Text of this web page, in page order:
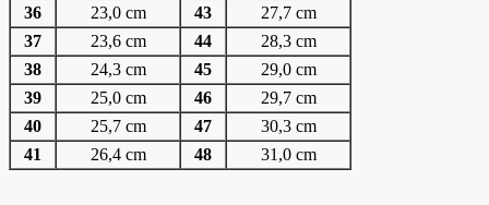
36
23,0 cm 43
27,7 cm
37
23,6 cm 44
28,3 cm
38
24,3 cm 45
29,0 cm
39
25,0 cm 46
29,7 cm
40
25,7 cm 47
30,3 cm
41
26,4 cm 48 31,0 cm